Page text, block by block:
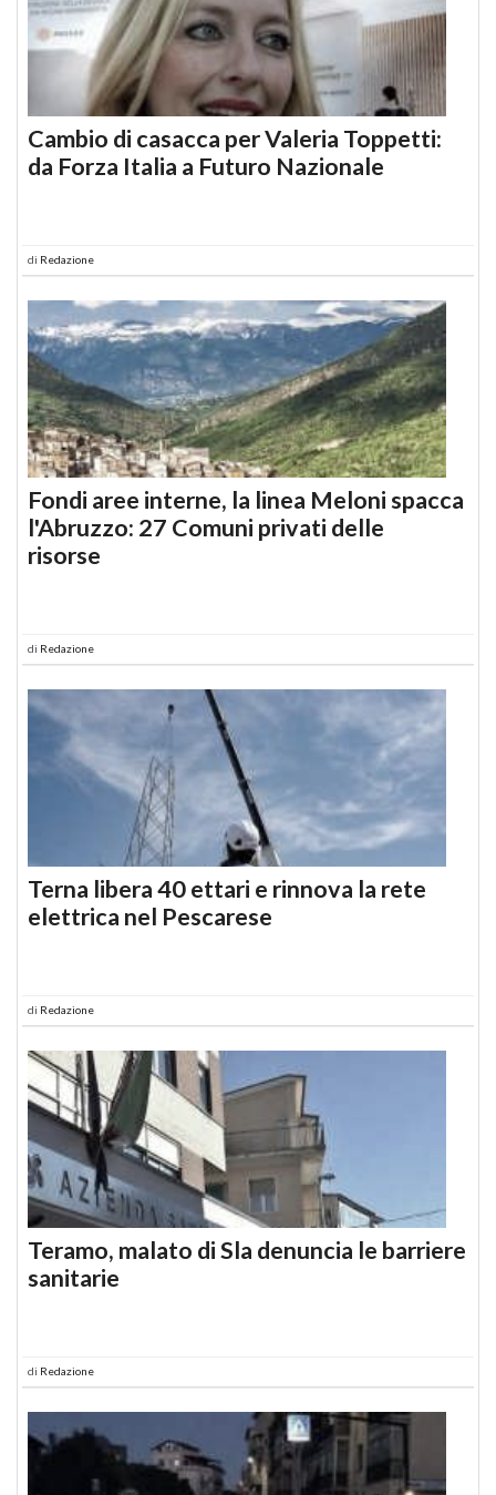
Cambio di casacca per Valeria Toppetti:
da Forza Italia a Futuro Nazionale
di Redazione
Fondi aree interne, la linea Meloni spacca
l'Abruzzo: 27 Comuni privati delle
risorse
di Redazione
Terna libera 40 ettari e rinnova la rete
elettrica nel Pescarese
di Redazione
Teramo, malato di Sla denuncia le barriere
sanitarie
di Redazione